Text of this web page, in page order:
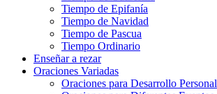
Tiempo de Epifanía
Tiempo de Navidad
Tiempo de Pascua
Tiempo Ordinario
Enseñar a rezar
Oraciones Variadas
Oraciones para Desarrollo Personal